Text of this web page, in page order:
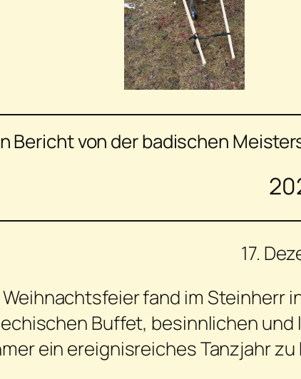
Bericht von der badischen
17.
fand im Steinherr
Buffet, besinnlichen
ein ereignisreiches Tanzjahr zu